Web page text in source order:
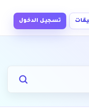
تسجيل الدخول